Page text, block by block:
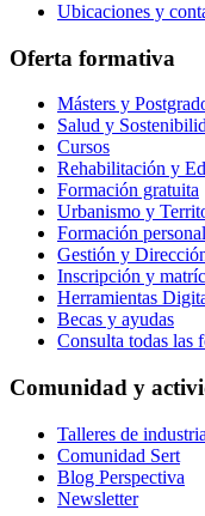
Ubicaciones y
Oferta formativa
Másters y
Salud y
Cursos
Rehabilitación y
Formación gratuita
Urbanismo y
Formación
Gestión y
Inscripción y
Herramientas
Becas y ayudas
Consulta todas las
Comunidad y
Talleres de
Comunidad Sert
Blog Perspectiva
Newsletter